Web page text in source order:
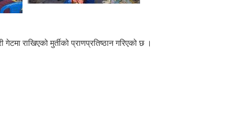
राखिएको मुर्तीको प्राणप्रतिष्ठान गरिएको छ ।